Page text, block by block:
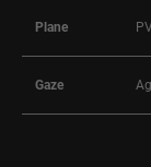
Plane
Gaze